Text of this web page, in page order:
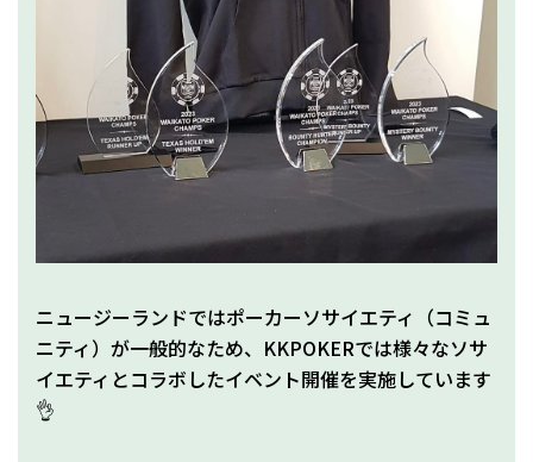
ニュージーランドではポーカーソサイエティ（コミュ
ニティ）が一般的なため、KKPOKERでは様々なソサ
イエティとコラボしたイベント開催を実施しています
👌